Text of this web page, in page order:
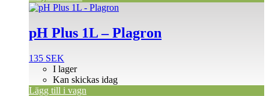
pH Plus 1L – Plagron
135 SEK
I lager
Kan skickas idag
Lägg till i vagn